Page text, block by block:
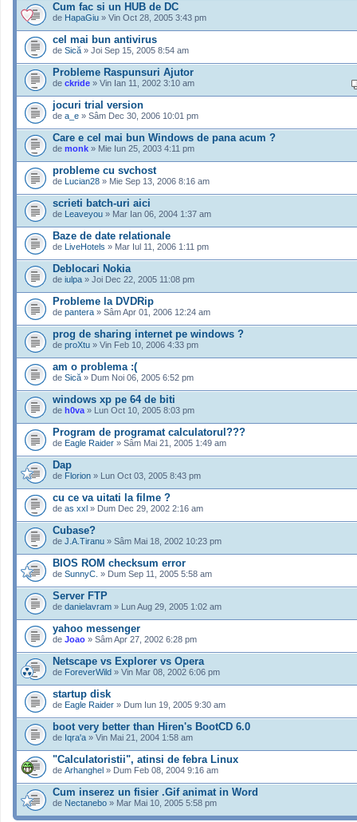
Cum fac si un HUB de DC
de HapaGiu » Vin Oct 28, 2005 3:43 pm
cel mai bun antivirus
de Sică » Joi Sep 15, 2005 8:54 am
Probleme Raspunsuri Ajutor
de ckride » Vin Ian 11, 2002 3:10 am
jocuri trial version
de a_e » Sâm Dec 30, 2006 10:01 pm
Care e cel mai bun Windows de pana acum ?
de monk » Mie Iun 25, 2003 4:11 pm
probleme cu svchost
de Lucian28 » Mie Sep 13, 2006 8:16 am
scrieti batch-uri aici
de Leaveyou » Mar Ian 06, 2004 1:37 am
Baze de date relationale
de LiveHotels » Mar Iul 11, 2006 1:11 pm
Deblocari Nokia
de iulpa » Joi Dec 22, 2005 11:08 pm
Probleme la DVDRip
de pantera » Sâm Apr 01, 2006 12:24 am
prog de sharing internet pe windows ?
de proXtu » Vin Feb 10, 2006 4:33 pm
am o problema :(
de Sică » Dum Noi 06, 2005 6:52 pm
windows xp pe 64 de biti
de h0va » Lun Oct 10, 2005 8:03 pm
Program de programat calculatorul???
de Eagle Raider » Sâm Mai 21, 2005 1:49 am
Dap
de Florion » Lun Oct 03, 2005 8:43 pm
cu ce va uitati la filme ?
de as xxl » Dum Dec 29, 2002 2:16 am
Cubase?
de J.A.Tiranu » Sâm Mai 18, 2002 10:23 pm
BIOS ROM checksum error
de SunnyC. » Dum Sep 11, 2005 5:58 am
Server FTP
de danielavram » Lun Aug 29, 2005 1:02 am
yahoo messenger
de Joao » Sâm Apr 27, 2002 6:28 pm
Netscape vs Explorer vs Opera
de ForeverWild » Vin Mar 08, 2002 6:06 pm
startup disk
de Eagle Raider » Dum Iun 19, 2005 9:30 am
boot very better than Hiren's BootCD 6.0
de Iqra'a » Vin Mai 21, 2004 1:58 am
"Calculatoristii", atinsi de febra Linux
de Arhanghel » Dum Feb 08, 2004 9:16 am
Cum inserez un fisier .Gif animat in Word
de Nectanebo » Mar Mai 10, 2005 5:58 pm